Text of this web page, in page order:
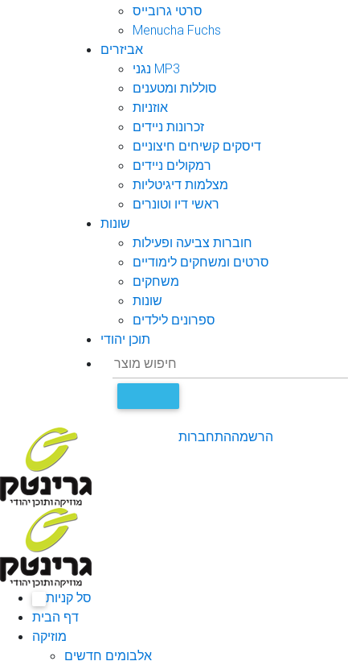
סרטי גרובייס
Menucha Fuchs
אביזרים
נגני MP3
סוללות ומטענים
אוזניות
זכרונות ניידים
דיסקים קשיחים חיצוניים
רמקולים ניידים
מצלמות דיגיטליות
ראשי דיו וטונרים
שונות
חוברות צביעה ופעילות
סרטים ומשחקים לימודיים
משחקים
שונות
ספרונים לילדים
תוכן יהודי
התחברותהרשמה
סל קניות
דף הבית
מוזיקה
אלבומים חדשים